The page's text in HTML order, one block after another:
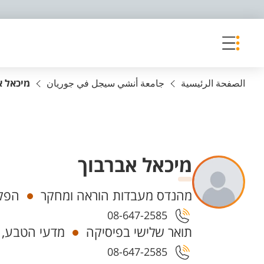
الصفحة الرئيسية جامعة أنشي سيجل في جوريان מיכאל
מיכאל אברבוך
Departments
מהנדס מעבדות הוראה ומחקר
08-647-2585
תואר שלישי בפיסיקה מדעי הטבע,
08-647-2585